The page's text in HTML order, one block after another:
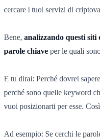
cercare i tuoi servizi di
Bene, analizzando questi
parole chiave per le quali
E tu dirai: Perché dovrei
perché sono quelle keyword
vuoi posizionarti per esse.
Ad esempio: Se cerchi le